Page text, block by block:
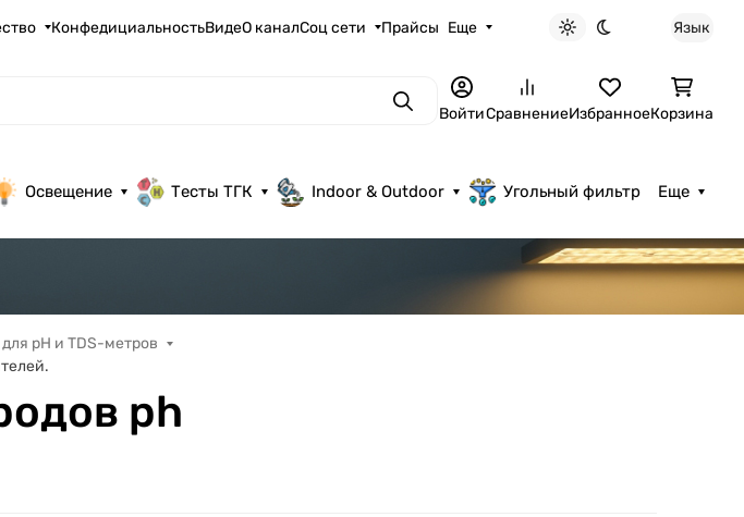
КонфедициальностьВидеО каналСоц сети Прайсы Еще
Светлая тема
Темная тема
Язык
ПоискВойтиСравнениеИзбранноеКорзина
Освещение Тесты ТГК Indoor & Outdoor Угольный фильтр Еще
pH и TDS-метров
ph